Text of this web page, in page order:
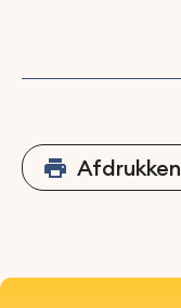
Afdrukken